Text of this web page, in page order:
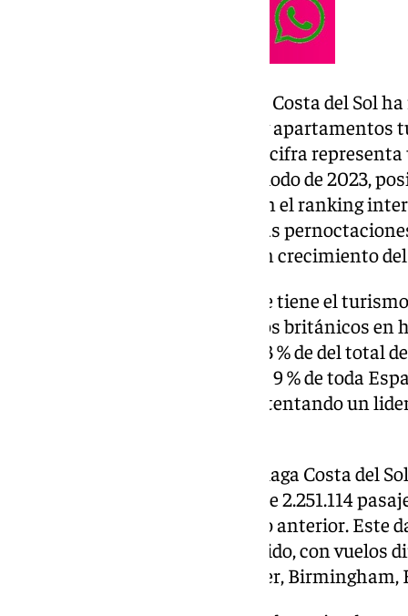
Entre enero y agosto de 2024, la Costa del Sol
británicos alojados en hoteles y
liderazgo de este mercado. Esta cifra
comparación con el mismo periodo de 2023,
británicos como los primeros en el ranking
provincia de Málaga. Además, las
un total de 4.338.020 noches, un crecimiento
Salado ha subrayado el peso que tiene el
nacional y regional: «Los viajeros británicos
Costa del Sol representan el 78,3 % de del total
apartamentos de Andalucía y el 9 % de toda
de que nuestro destino sigue ostentando un
de Málaga Costa del
septiembre de 2024, la llegada de 2.251.114
que en el mismo periodo del año anterior. Este
la Costa del Sol con el Reino Unido, con vuelos
incluyendo Londres, Manchester,